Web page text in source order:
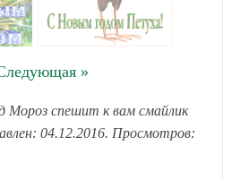
»
Мороз спешит к вам смайлик
04.12.2016. Просмотров: